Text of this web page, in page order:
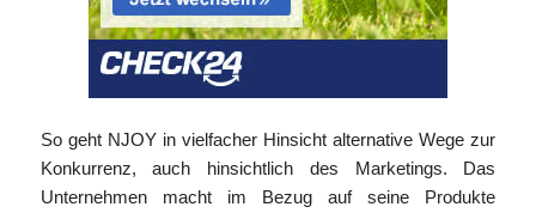
So geht NJOY in vielfacher Hinsicht alternative Wege zur
Konkurrenz, auch hinsichtlich des Marketings. Das
Unternehmen macht im Bezug auf seine Produkte